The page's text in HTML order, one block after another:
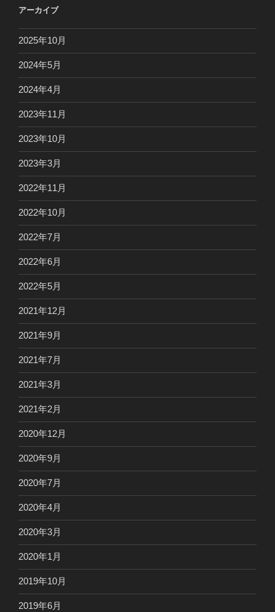
アーカイブ
2025年10月
2024年5月
2024年4月
2023年11月
2023年10月
2023年3月
2022年11月
2022年10月
2022年7月
2022年6月
2022年5月
2021年12月
2021年9月
2021年7月
2021年3月
2021年2月
2020年12月
2020年9月
2020年7月
2020年4月
2020年3月
2020年1月
2019年10月
2019年6月